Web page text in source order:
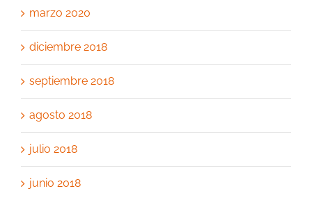
marzo 2020
diciembre 2018
septiembre 2018
agosto 2018
julio 2018
junio 2018